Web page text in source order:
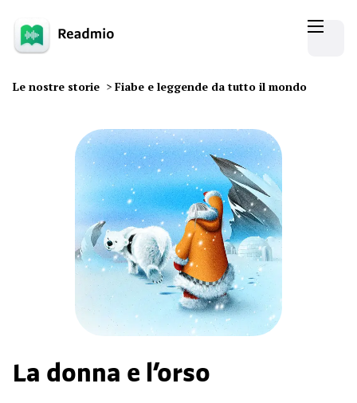
Le nostre storie > Fiabe e leggende da tutto il mondo
La donna e l’orso